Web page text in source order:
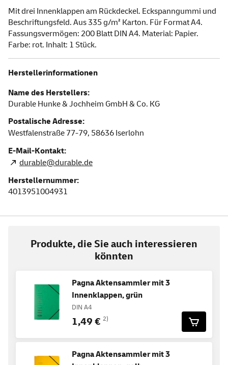
Mit drei Innenklappen am Rückdeckel. Eckspanngummi und
Beschriftungsfeld. Aus 335 g/m² Karton. Für Format A4.
Fassungsvermögen: 200 Blatt DIN A4. Material: Papier.
Farbe: rot. Inhalt: 1 Stück.
Herstellerinformationen
Name des Herstellers:
Durable Hunke & Jochheim GmbH & Co. KG
Postalische Adresse:
Westfalenstraße 77-79, 58636 Iserlohn
E-Mail-Kontakt:
durable@durable.de
Herstellernummer:
4013951004931
Produkte, die Sie auch interessieren
könnten
Pagna Aktensammler mit 3
Innenklappen, grün
DIN A4
1,49 € 2)
Pagna Aktensammler mit 3